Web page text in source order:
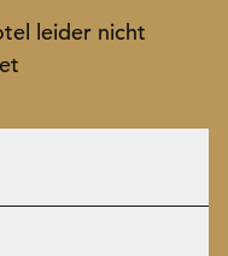
leider nicht